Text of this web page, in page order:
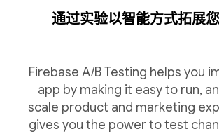
通过实验以智能方式拓展
Firebase A/B Testing helps you
app by making it easy to run,
scale product and marketing
gives you the power to test